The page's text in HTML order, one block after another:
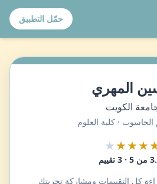
حمّل التطبيق
المهري
الكويت
· كلية العلوم
★
تقييم